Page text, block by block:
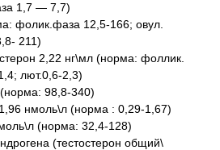
1,7 — 7,7)
фолик.фаза 12,5-166; овул.
211)
2,22 нг\мл (норма: фоллик.
лют.0,6-2,3)
98,8-340)
нмоль\л (норма : 0,29-1,67)
(норма: 32,4-128)
(тестостерон общий\